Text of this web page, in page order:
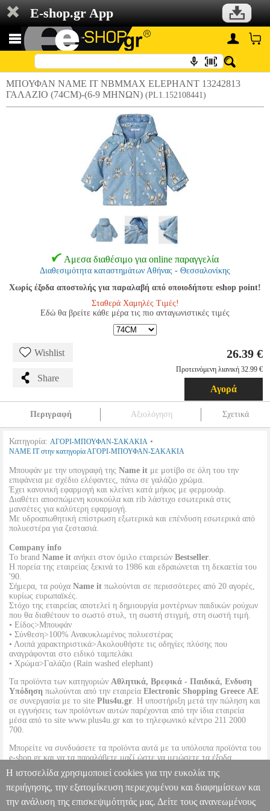
E-shop.gr App
ΜΠΟΥΦΑΝ NAME IT NBMMAX ELEPHANT 13242813
ΓΑΛΑΖΙΟ (74CM)-(6-9 ΜΗΝΩΝ) (PL1.152108441)
Αμεσα διαθέσιμο για online παραγγελία
Διαθεσιμότητα καταστημάτων Αθήνας - Θεσσαλονίκης
Χωρίς έξοδα αποστολής για παραλαβή από οποιοδήποτε eshop point!
Σταθερά Χαμηλές Τιμές!
Εδώ θα βρείτε κάθε μέρα τις πιο ανταγωνιστικές τιμές
Wishlist
Share
26.39 €
Προτεινόμενη λιανική 32.99 €
Αγορά
Περιγραφή Αξιολόγηση Σχετικά
Κατηγορία: ΑΓΟΡΙ-ΜΠΟΥΦΑΝ-ΣΑΚΑΚΙΑ •
NAME IT στην κατηγορία ΑΓΟΡΙ-ΜΠΟΥΦΑΝ-ΣΑΚΑΚΙΑ
Μπουφάν με την υπογραφή της Name it με μοτίβο σε όλη του την
επιφάνεια με σχέδιο ελέφαντες, πάνω σε γαλάζιο χρώμα.
Έχει κανονική εφαρμογή και κλείνει κατά μήκος με φερμουάρ.
Διαθέτει αποσπώμενη κουκούλα και rib λάστιχο εσωτερικά στις
μανσέτες για καλύτερη εφαρμογή.
Με υδροαπωθητική επίστρωση εξωτερικά και επένδυση εσωτερικά από
πολυεστέρα για ζεστασιά.
Company info
Το brand Name it ανήκει στον όμιλο εταιρειών Bestseller.
Η πορεία της εταιρείας ξεκινά το 1986 και εδραιώνεται τη δεκαετία του
'90.
Σήμερα, τα ρούχα Name it πωλούνται σε περισσότερες από 20 αγορές,
κυρίως ευρωπαϊκές.
Στόχο της εταιρείας αποτελεί η δημιουργία μοντέρνων παιδικών ρούχων
που θα διαθέτουν το σωστό στυλ, τη σωστή στιγμή, στη σωστή τιμή.
• Είδος>Μπουφάν
• Σύνθεση>100% Ανακυκλωμένος πολυεστέρας
• Λοιπά χαρακτηριστικά>Ακολουθήστε τις οδηγίες πλύσης που
αναγράφονται στο ειδικό ταμπελάκι
• Χρώμα>Γαλάζιο (Rain washed elephant)
Τα προϊόντα των κατηγοριών Αθλητικά, Βρεφικά - Παιδικά, Ενδυση
Υπόδηση πωλούνται από την εταιρεία Electronic Shopping Greece ΑΕ
σε συνεργασία με το site Plus4u.gr. Η υποστήριξη μετά την πώληση και
οι εγγυήσεις των προϊόντων αυτών παρέχονται από την ίδια εταιρεία
μέσα από το site www.plus4u.gr και το τηλεφωνικό κέντρο 211 2000
700.
Μπορείτε να συνδυάσετε τα προϊόντα αυτά με τα υπόλοιπα προϊόντα του
e-shop.gr και να τα παραλάβετε μαζί ώστε να μειώσετε τα έξοδα
αποστολής. Μπορείτε επίσης να παραλάβετε από οποιοδήποτε eshop
point με μηδενικά έξοδα αποστολής ανεξαρτήτως ύψους παραγγελίας!
ΜΠΟΥΦΑΝ NAME IT NBMMAX ELEPHANT 13242813
Η ιστοσελίδα χρησιμοποιεί cookies για την ευκολία της
περιήγησης, την εξατομίκευση περιεχομένου και διαφημίσεων και
την ανάλυση της επισκεψιμότητάς μας. Δείτε τους ανανεωμένους